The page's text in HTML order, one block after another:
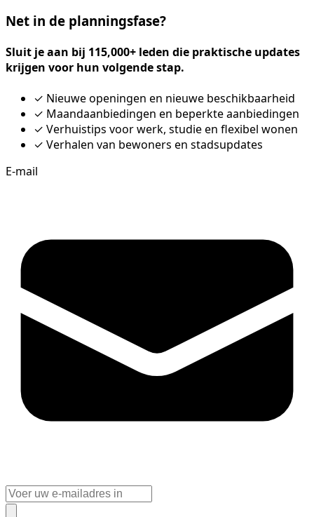
Net in de planningsfase?
Sluit je aan bij 115,000+ leden die praktische updates
krijgen voor hun volgende stap.
✓ Nieuwe openingen en nieuwe beschikbaarheid
✓ Maandaanbiedingen en beperkte aanbiedingen
✓ Verhuistips voor werk, studie en flexibel wonen
✓ Verhalen van bewoners en stadsupdates
E-mail